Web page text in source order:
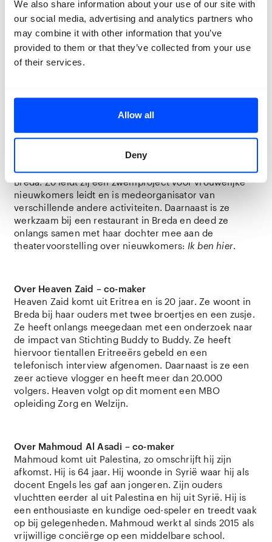
We also share information about your use of our site with
our social media, advertising and analytics partners who
may combine it with other information that you’ve
provided to them or that they’ve collected from your use
of their services.
Allow all
Deny
jaar in Nederland maar heeft door persoonlijke
omstandigheden nog geen verblijfstatus. Youla
studeerde in zijn land van herkomst twee jaar
accountancy, economie en toen een jaar filosofie. Hij
heeft zes jaar in Breda gewoond waar hij vrijwilliger
Over Asieh Cheldavi – co-maker
en heeft twee kinderen van 15 en 13 jaar. Asieh doet
veel vrijwilligerswerk bij Stichting Buddy to Buddy in
Breda. Zo leidt zij een zwemproject voor vrouwelijke
nieuwkomers leidt en is medeorganisator van
verschillende andere activiteiten. Daarnaast is ze
werkzaam bij een restaurant in Breda en deed ze
onlangs samen met haar dochter mee aan de
theatervoorstelling over nieuwkomers: Ik ben hier.
Over Heaven Zaid – co-maker
Heaven Zaid komt uit Eritrea en is 20 jaar. Ze woont in
Breda bij haar ouders met twee broertjes en een zusje.
Ze heeft onlangs meegedaan met een onderzoek naar
de impact van Stichting Buddy to Buddy. Ze heeft
hiervoor tientallen Eritreeërs gebeld en een
telefonisch interview afgenomen. Daarnaast is ze een
zeer actieve vlogger en heeft meer dan 20.000
volgers. Heaven volgt op dit moment een MBO
opleiding Zorg en Welzijn.
Over Mahmoud Al Asadi – co-maker
Mahmoud komt uit Palestina, zo omschrijft hij zijn
afkomst. Hij is 64 jaar. Hij woonde in Syrië waar hij als
docent Engels les gaf aan jongeren. Zijn ouders
vluchtten eerder al uit Palestina en hij uit Syrië. Hij is
een enthousiaste en kundige oed-speler en treedt vaak
op bij gelegenheden. Mahmoud werkt al sinds 2015 als
vrijwillige conciërge op een middelbare school.